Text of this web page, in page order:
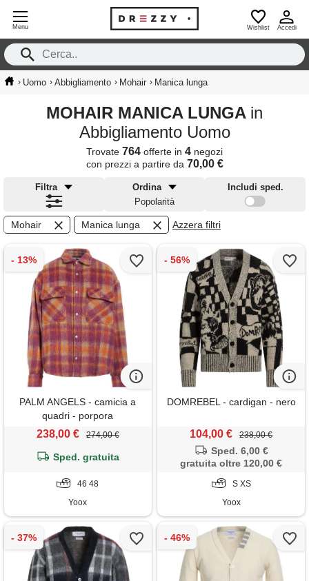
Menu Wishlist Accedi
› Uomo › Abbigliamento › Mohair › Manica lunga
MOHAIR MANICA LUNGA in
Abbigliamento Uomo
Trovate 764 offerte in 4 negozi
con prezzi a partire da 70,00 €
Filtra
Ordina
Popolarità
Includi sped.
Mohair Manica lunga Azzera filtri
PALM ANGELS - camicia a
quadri - porpora
238,00 € 274,00 €
Sped. gratuita
46 48
Yoox
DOMREBEL - cardigan - nero
104,00 € 238,00 €
Sped. 6,00 €
gratuita oltre 120,00 €
S XS
Yoox